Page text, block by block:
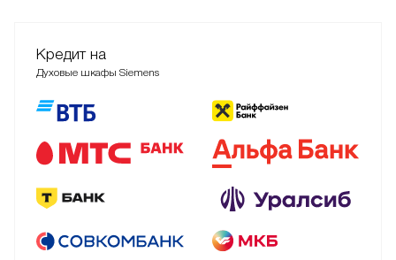
Кредит на
Духовые шкафы Siemens